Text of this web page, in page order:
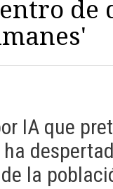
de
IA que
la